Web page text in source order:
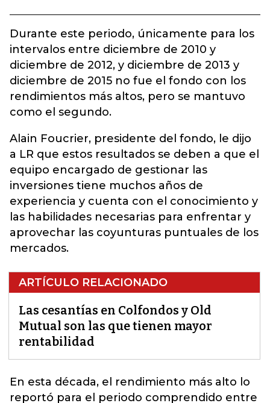
Durante este periodo, únicamente para los
intervalos entre diciembre de 2010 y
diciembre de 2012, y diciembre de 2013 y
diciembre de 2015 no fue el fondo con los
rendimientos más altos, pero se mantuvo
como el segundo.
Alain Foucrier, presidente del fondo, le dijo
a LR que estos resultados se deben a que el
equipo encargado de gestionar las
inversiones tiene muchos años de
experiencia y cuenta con el conocimiento y
las habilidades necesarias para enfrentar y
aprovechar las coyunturas puntuales de los
mercados.
ARTÍCULO RELACIONADO
Las cesantías en Colfondos y Old
Mutual son las que tienen mayor
rentabilidad
En esta década, el rendimiento más alto lo
reportó para el periodo comprendido entre